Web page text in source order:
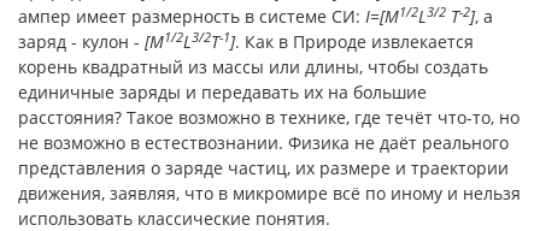
ампер имеет размерность в системе СИ: I=[M1/2L3/2 T-2], а
заряд - кулон - [M1/2L3/2Т-1]. Как в Природе извлекается
корень квадратный из массы или длины, чтобы создать
единичные заряды и передавать их на большие
расстояния? Такое возможно в технике, где течёт что-то, но
не возможно в естествознании. Физика не даёт реального
представления о заряде частиц, их размере и траектории
движения, заявляя, что в микромире всё по иному и нельзя
использовать классические понятия.